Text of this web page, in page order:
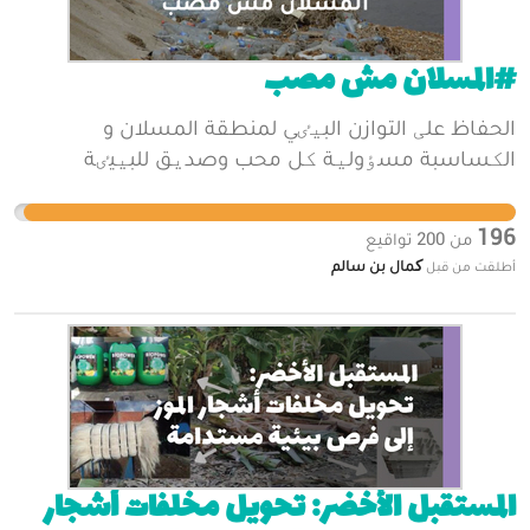
#المسلان مش مصب
الحفاظ علی التوازن البیٸي لمنطقة المسلان و
الکساسبة مسٶولیة کل محب وصدیق للبیيٸة
196 من 200 تواقيع
أطلقت من قبلکمال بن سالم
المستقبل الأخضر: تحويل مخلفات أشجار